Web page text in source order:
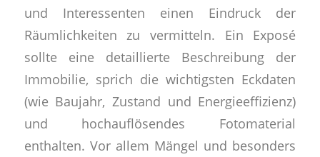
und Interessenten einen Eindruck der
Räumlichkeiten zu vermitteln. Ein Exposé
sollte eine detaillierte Beschreibung der
Immobilie, sprich die wichtigsten Eckdaten
(wie Baujahr, Zustand und Energieeffizienz)
und hochauflösendes Fotomaterial
enthalten. Vor allem Mängel und besonders